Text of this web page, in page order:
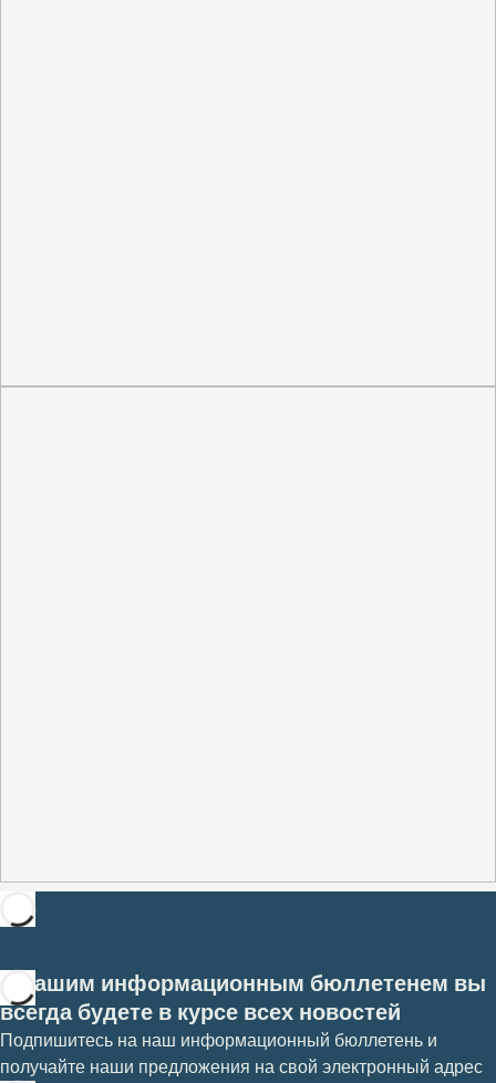
С нашим информационным бюллетенем вы
всегда будете в курсе всех новостей
Подпишитесь на наш информационный бюллетень и
получайте наши предложения на свой электронный адрес